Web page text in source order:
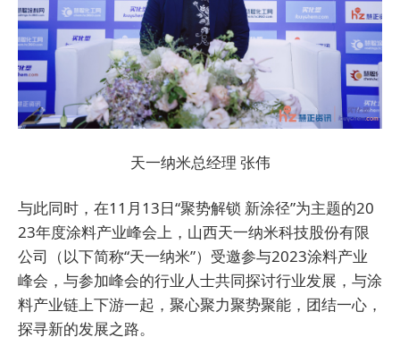
天一纳米总经理 张伟
与此同时，在11月13日“聚势解锁 新涂径”为主题的20
23年度涂料产业峰会上， 山西天一纳米科技股份有限
公司
（以下简称“天一纳米”）受邀参与2023涂料产业
峰会， 与参加峰会的行业人士共同探讨行业发展，与涂
料产业链上下游一起，聚心聚力聚势聚能，团结一心，
探寻新的发展之路。